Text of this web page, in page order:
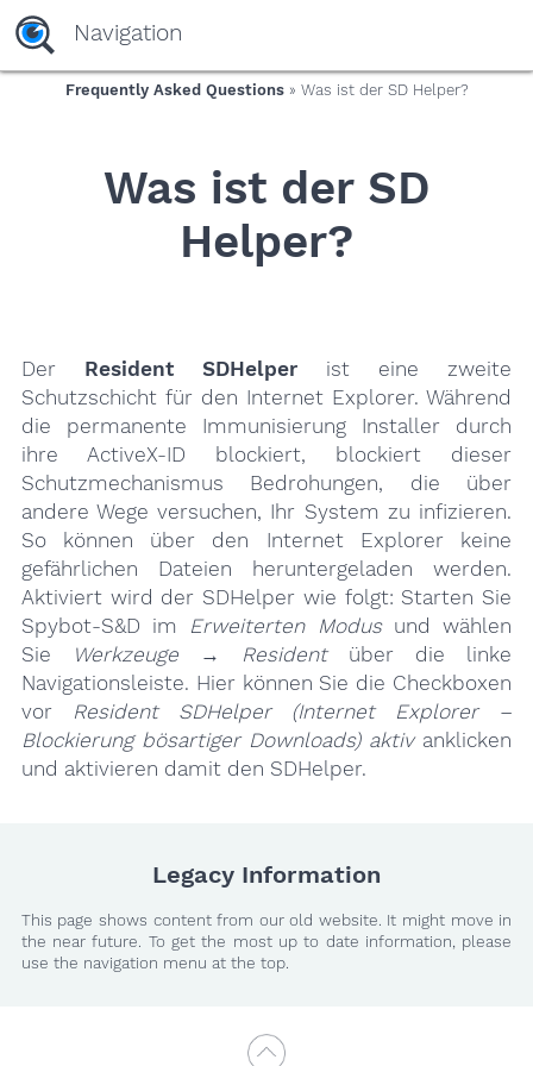
yaaaeag20
Navigation
Frequently Asked Questions» Was ist der SD Helper?
Was ist der SD
Helper?
Der Resident SDHelperist eine zweite
Schutzschicht für den Internet Explorer. Während
die permanente Immunisierung Installer durch
ihre ActiveX-ID blockiert, blockiert dieser
Schutzmechanismus Bedrohungen, die über
andere Wege versuchen, Ihr System zu infizieren.
So können über den Internet Explorer keine
gefährlichen Dateien heruntergeladen werden.
Aktiviert wird der SDHelper wie folgt: Starten Sie
Spybot-S&D im Erweiterten Modus und wählen
Sie
Werkzeuge→ Residentüber die linke
Navigationsleiste. Hier können Sie die Checkboxen
vor
Resident SDHelper (Internet Explorer –
Blockierung bösartiger Downloads) aktivanklicken
und aktivieren damit den SDHelper.
Legacy Information
This page shows content from our old website. It might move in
the near future. To get the most up to date information, please
use the navigation menu at the top.